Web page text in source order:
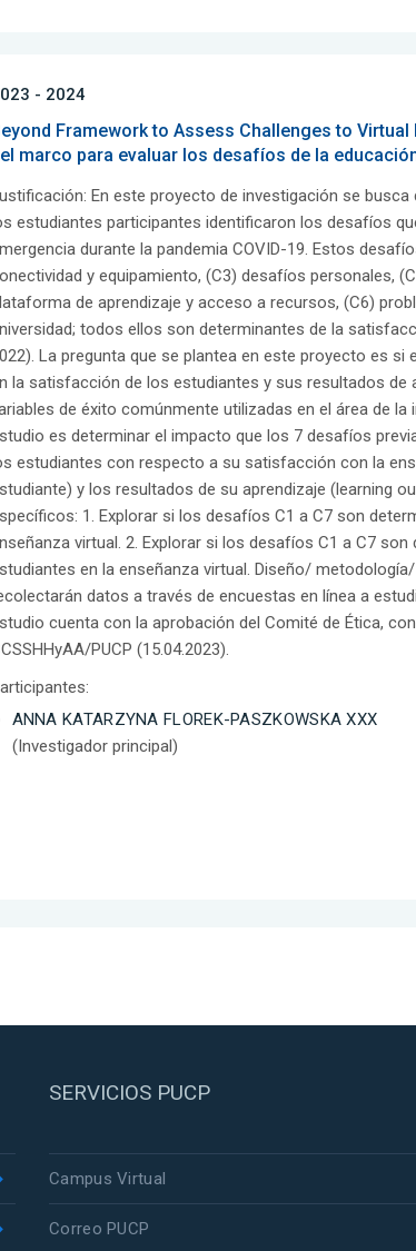
- 2024
Framework to Assess Challenges to
marco para evaluar los desafíos de la
En este proyecto de investigación se
estudiantes participantes identificaron los desafíos
durante la pandemia COVID-19. Estos
y equipamiento, (C3) desafíos personales,
de aprendizaje y acceso a recursos, (C6)
todos ellos son determinantes de la
La pregunta que se plantea en este proyecto es
la satisfacción de los estudiantes y sus resultados de
de éxito comúnmente utilizadas en el área de
es determinar el impacto que los 7 desafíos
estudiantes con respecto a su satisfacción con la
y los resultados de su aprendizaje (learning
1. Explorar si los desafíos C1 a C7 son
virtual. 2. Explorar si los desafíos C1 a C7
en la enseñanza virtual. Diseño/
datos a través de encuestas en línea a
cuenta con la aprobación del Comité de Ética,
PUCP (15.04.2023).
ANNA KATARZYNA FLOREK-PASZKOWSKA XXX
(Investigador principal)
SERVICIOS PUCP
Campus Virtual
Correo PUCP